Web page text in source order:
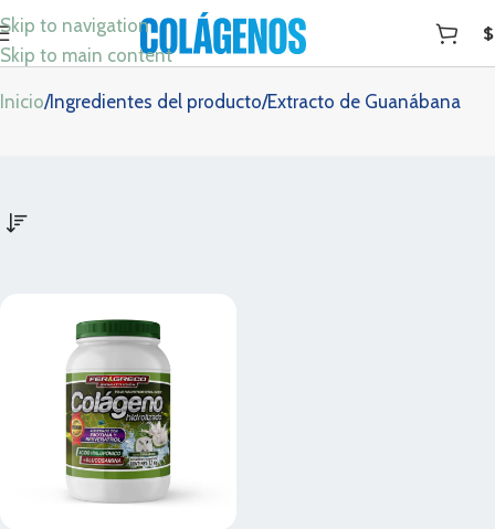
Skip to navigation
Skip to main content
$
Extracto de Guanábana
Inicio Ingredientes del producto Extracto de Guanábana